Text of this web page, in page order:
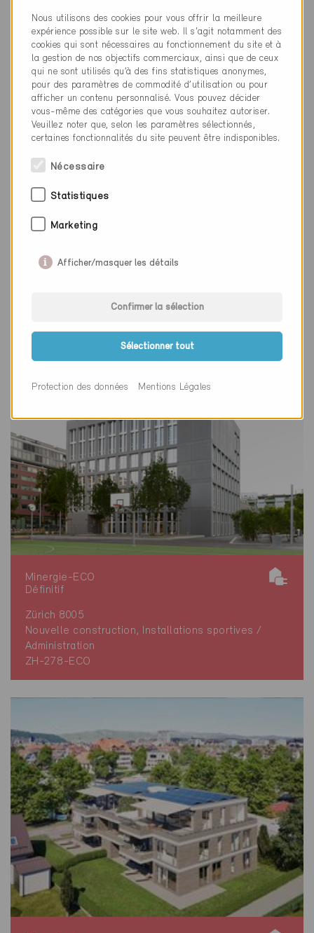
Minergie
Biberist 4562
Minergie-ECO
Définitif
Zürich 8005
Nouvelle construction, Installations sportives /
Administration
ZH-278-ECO
Nous utilisons des cookies pour vous offrir la meilleure
expérience possible sur le site web. Il s'agit notamment des
cookies qui sont nécessaires au fonctionnement du site et à
la gestion de nos objectifs commerciaux, ainsi que de ceux
qui ne sont utilisés qu’à des fins statistiques anonymes,
pour des paramètres de commodité d’utilisation ou pour
afficher un contenu personnalisé. Vous pouvez décider
vous-même des catégories que vous souhaitez autoriser.
Veuillez noter que, selon les paramètres sélectionnés,
certaines fonctionnalités du site peuvent être indisponibles.
Nécessaire
Statistiques
Marketing
Afficher/masquer les détails
Confirmer la sélection
Sélectionner tout
Protection des données Mentions Légales